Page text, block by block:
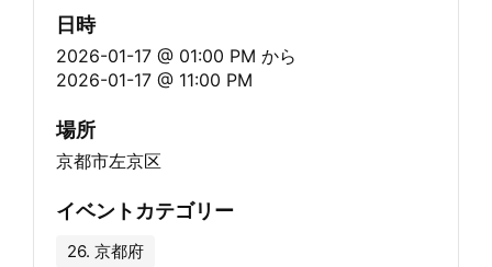
日時
2026-01-17 @ 01:00 PMから
2026-01-17 @ 11:00 PM
場所
京都市左京区
イベントカテゴリー
26. 京都府